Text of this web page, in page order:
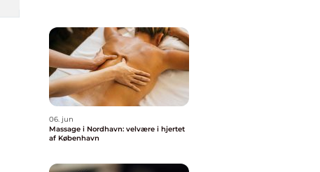
06. jun
Massage i Nordhavn: velvære i hjertet
af København